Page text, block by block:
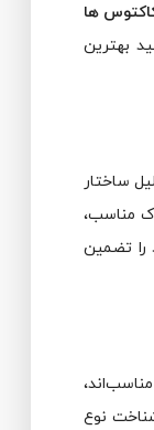
ها
بهترین
ساختار
مناسب،
را تضمین
نوع